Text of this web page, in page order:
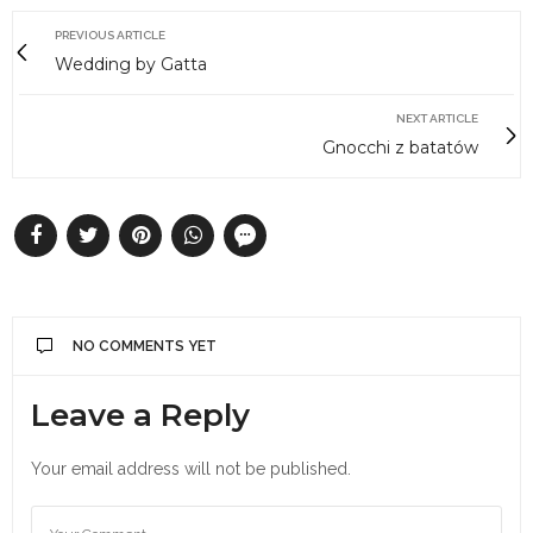
PREVIOUS ARTICLE
Wedding by Gatta
NEXT ARTICLE
Gnocchi z batatów
NO COMMENTS YET
Leave a Reply
Your email address will not be published.